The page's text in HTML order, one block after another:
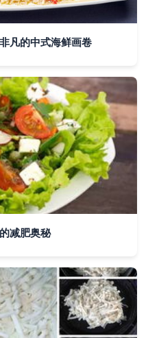
凡的中式海鲜画卷
减肥奥秘